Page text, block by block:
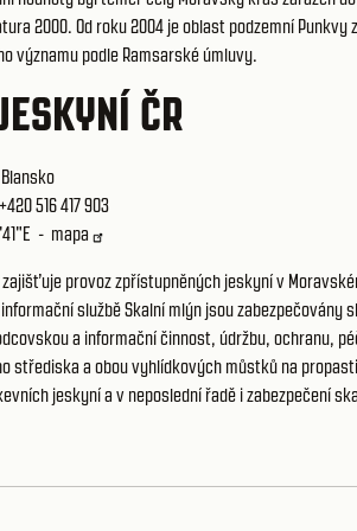
2000. Od roku 2004 je oblast podzemní Punkvy
významu podle Ramsarské úmluvy.
ČR
516 417 903
- mapa
zajišťuje provoz zpřístupněných jeskyní v
službě Skalní mlýn jsou zabezpečovány
a informační činnost, údržbu, ochranu,
střediska a obou vyhlídkových můstků na
jeskyní a v neposlední řadě i zabezpečení